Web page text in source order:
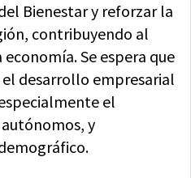
Bienestar y reforzar la
contribuyendo al
Se espera que
desarrollo empresarial
el
y